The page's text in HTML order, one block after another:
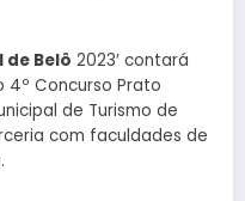
de Belô 2023′ contará
Concurso Prato
de Turismo de
com faculdades de